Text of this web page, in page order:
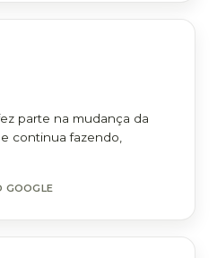
parte na mudança da
continua fazendo,
GOOGLE